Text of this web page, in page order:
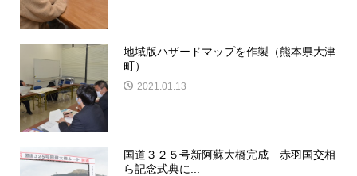
地域版ハザードマップを作製（熊本県大津
町）
2021.01.13
国道３２５号新阿蘇大橋完成 赤羽国交相
ら記念式典に...